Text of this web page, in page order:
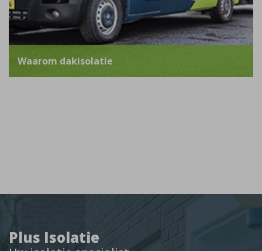
Plus Isolatie
Waarom dakisolatie